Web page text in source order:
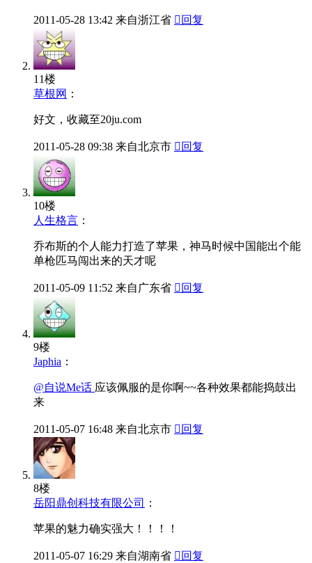
2011-05-28 13:42 来自浙江省  回复
11楼
草根网 ：
好文，收藏至20ju.com
2011-05-28 09:38 来自北京市  回复
10楼
人生格言 ：
乔布斯的个人能力打造了苹果，神马时候中国能出个能
单枪匹马闯出来的天才呢
2011-05-09 11:52 来自广东省  回复
9楼
Japhia ：
@自说Me话 应该佩服的是你啊~~各种效果都能捣鼓出
来
2011-05-07 16:48 来自北京市  回复
8楼
岳阳鼎创科技有限公司
：
苹果的魅力确实强大！！！！
2011-05-07 16:29 来自湖南省  回复